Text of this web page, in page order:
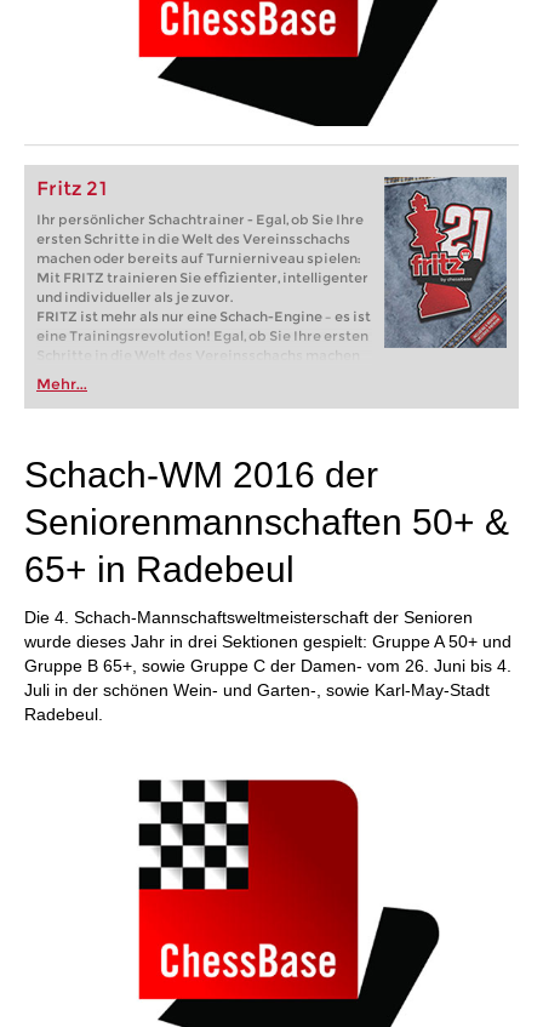
Fritz 21
Ihr persönlicher Schachtrainer - Egal, ob Sie Ihre
ersten Schritte in die Welt des Vereinsschachs
machen oder bereits auf Turnierniveau spielen:
Mit FRITZ trainieren Sie effizienter, intelligenter
und individueller als je zuvor.
FRITZ ist mehr als nur eine Schach-Engine – es ist
eine Trainingsrevolution! Egal, ob Sie Ihre ersten
Schritte in die Welt des Vereinsschachs machen
oder bereits auf Turnierniveau spielen: Mit
FRITZ trainieren Sie effizienter, intelligenter und
individueller als je zuvor.
Mehr...
Schach-WM 2016 der
Seniorenmannschaften 50+ &
65+ in Radebeul
Die 4. Schach-Mannschaftsweltmeisterschaft der Senioren
wurde dieses Jahr in drei Sektionen gespielt: Gruppe A 50+ und
Gruppe B 65+, sowie Gruppe C der Damen- vom 26. Juni bis 4.
Juli in der schönen Wein- und Garten-, sowie Karl-May-Stadt
Radebeul.